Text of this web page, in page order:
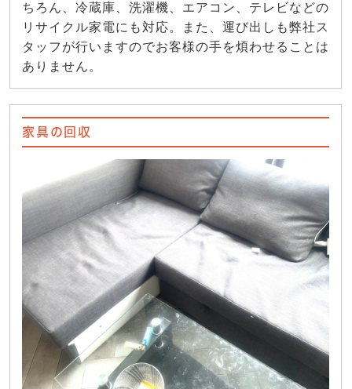
ちろん、冷蔵庫、洗濯機、エアコン、テレビなどの
リサイクル家電にも対応。また、運び出しも弊社ス
タッフが行いますのでお客様の手を煩わせることは
ありません。
家具の回収